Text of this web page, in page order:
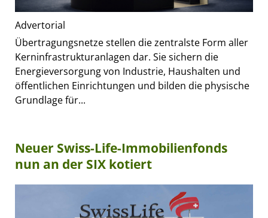
Advertorial
Übertragungsnetze stellen die zentralste Form aller
Kerninfrastrukturanlagen dar. Sie sichern die
Energieversorgung von Industrie, Haushalten und
öffentlichen Einrichtungen und bilden die physische
Grundlage für...
Neuer Swiss-Life-Immobilienfonds
nun an der SIX kotiert